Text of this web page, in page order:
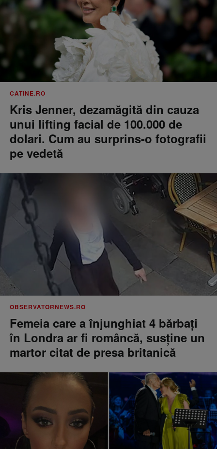
CATINE.RO
Kris Jenner, dezamăgită din cauza
unui lifting facial de 100.000 de
dolari. Cum au surprins-o fotografii
pe vedetă
OBSERVATORNEWS.RO
Femeia care a înjunghiat 4 bărbați
în Londra ar fi româncă, susţine un
martor citat de presa britanică